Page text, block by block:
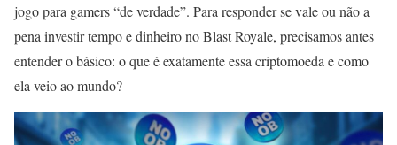
jogo para gamers “de verdade”. Para responder se vale ou não a
pena investir tempo e dinheiro no Blast Royale, precisamos antes
entender o básico: o que é exatamente essa criptomoeda e como
ela veio ao mundo?